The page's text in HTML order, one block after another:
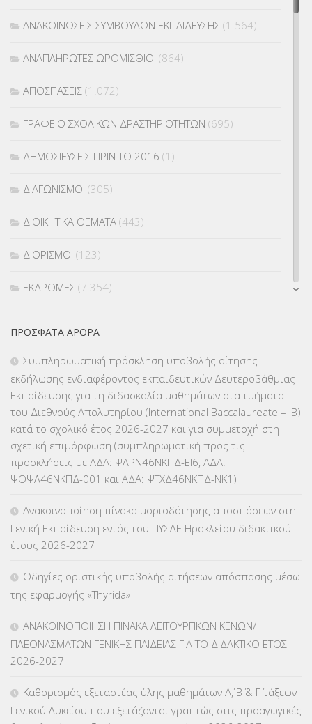
ΑΝΑΚΟΙΝΩΣΕΙΣ ΣΥΜΒΟΥΛΩΝ ΕΚΠΑΙΔΕΥΣΗΣ (1.564)
ΑΝΑΠΛΗΡΩΤΕΣ ΩΡΟΜΙΣΘΙΟΙ (864)
ΑΠΟΣΠΑΣΕΙΣ (1.072)
ΓΡΑΦΕΙΟ ΣΧΟΛΙΚΩΝ ΔΡΑΣΤΗΡΙΟΤΗΤΩΝ (695)
ΔΗΜΟΣΙΕΥΣΕΙΣ ΠΡΙΝ ΤΟ 2016 (1)
ΔΙΑΓΩΝΙΣΜΟΙ (305)
ΔΙΟΙΚΗΤΙΚΑ ΘΕΜΑΤΑ (443)
ΔΙΟΡΙΣΜΟΙ (123)
ΕΚΔΡΟΜΕΣ (7.354)
ΕΠΙΜΟΡΦΩΣΗ Τ.Π.Ε.(10)
ΕΥΡΩΠΑΪΚΑ ΠΡΟΓΡΑΜΜΑΤΑ(230)
ΚΕΣΥ (60)
ΚΕΣΥΠ(109)
ΚΠγ – ΚΡΑΤΙΚΟ ΠΙΣΤΟΠΟΙΗΤΙΚΟ ΓΛΩΣΣΟΜΑΘΕΙΑΣ(135)
ΚΠπ- ΚΡΑΤΙΚΟ ΠΙΣΤΟΠΟΙΗΤΙΚΟ ΠΛΗΡΟΦΟΡΙΚΗΣ
ΛΟΙΠΑ(309)
ΜΕΤΑΘΕΣΕΙΣ-ΤΟΠΟΘΕΤΗΣΕΙΣ ΒΕΛΤΙΩΣΕΙΣ(319)
ΜΕΤΑΦΟΡΑ ΜΑΘΗΤΩΝ(3)
ΠΡΌΣΦΑΤΑ ΆΡΘΡΑ
Συμπληρωματική πρόσκληση υποβολής αίτησης
εκδήλωσης ενδιαφέροντος εκπαιδευτικών Δευτεροβάθμιας
Εκπαίδευσης για τη διδασκαλία μαθημάτων στα τμήματα
του Διεθνούς Απολυτηρίου (International Baccalaureate – IB)
κατά το σχολικό έτος 2026-2027 και για συμμετοχή στη
σχετική επιμόρφωση (συμπληρωματική προς τις
προσκλήσεις με ΑΔΑ: ΨΛΡΝ46ΝΚΠΔ-ΕΙ6, ΑΔΑ:
ΨΟΨΛ46ΝΚΠΔ-001 και ΑΔΑ: ΨΤΧΔ46ΝΚΠΔ-ΝΚ1)
Ανακοινοποίηση πίνακα μοριοδότησης αποσπάσεων στη
Γενική Εκπαίδευση εντός του ΠΥΣΔΕ Ηρακλείου διδακτικού
έτους 2026-2027
Οδηγίες οριστικής υποβολής αιτήσεων απόσπασης μέσω
της εφαρμογής «Thyrida»
ΑΝΑΚΟΙΝΟΠΟΙΗΣΗ ΠΙΝΑΚΑ ΛΕΙΤΟΥΡΓΙΚΩΝ ΚΕΝΩΝ/
ΠΛΕΟΝΑΣΜΑΤΩΝ ΓΕΝΙΚΗΣ ΠΑΙΔΕΙΑΣ ΓΙΑ ΤΟ ΔΙΔΑΚΤΙΚΟ ΕΤΟΣ
2026-2027
Καθορισμός εξεταστέας ύλης μαθημάτων Α΄, Β΄ & Γ΄ τάξεων
Γενικού Λυκείου που εξετάζονται γραπτώς στις προαγωγικές